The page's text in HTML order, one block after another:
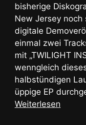
bisherige
New Jersey noch
digitale
einmal zwei
mit „TWILIGHT
wenngleich
halbstündigen
üppige EP
Weiterlesen